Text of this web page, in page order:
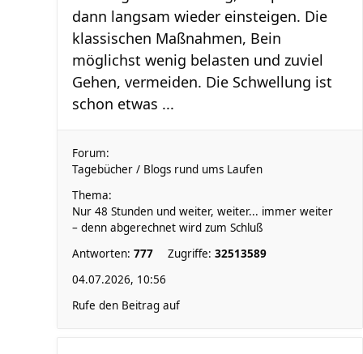
dann langsam wieder einsteigen. Die
klassischen Maßnahmen, Bein
möglichst wenig belasten und zuviel
Gehen, vermeiden. Die Schwellung ist
schon etwas ...
Forum:
Tagebücher / Blogs rund ums Laufen
Thema:
Nur 48 Stunden und weiter, weiter... immer weiter
– denn abgerechnet wird zum Schluß
Antworten: 777 Zugriffe: 32513589
04.07.2026, 10:56
Rufe den Beitrag auf